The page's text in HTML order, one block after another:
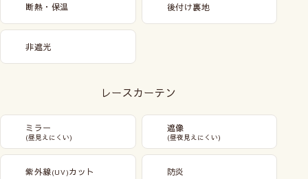
断熱・保温 後付け裏地
非遮光
レースカーテン
ミラー
(昼見えにくい)
遮像
(昼夜見えにくい)
紫外線(UV)カット 防炎